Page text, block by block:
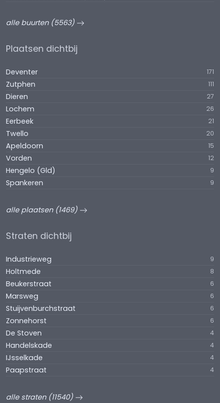
alle buurten (5563)
Plaatsen dichtbij
Deventer 171
Zutphen 111
Dieren 27
Lochem 26
Eerbeek 21
Twello 20
Apeldoorn 15
Vorden 12
Hengelo (Gld) 9
Spankeren 9
alle plaatsen (1469)
Straten dichtbij
Industrieweg 9
Holtmede 8
Beukerstraat 6
Marsweg 6
Stuijvenburchstraat 6
Zonnehorst 6
De Stoven 4
Handelskade 4
IJsselkade 4
Paapstraat 4
alle straten (11540)